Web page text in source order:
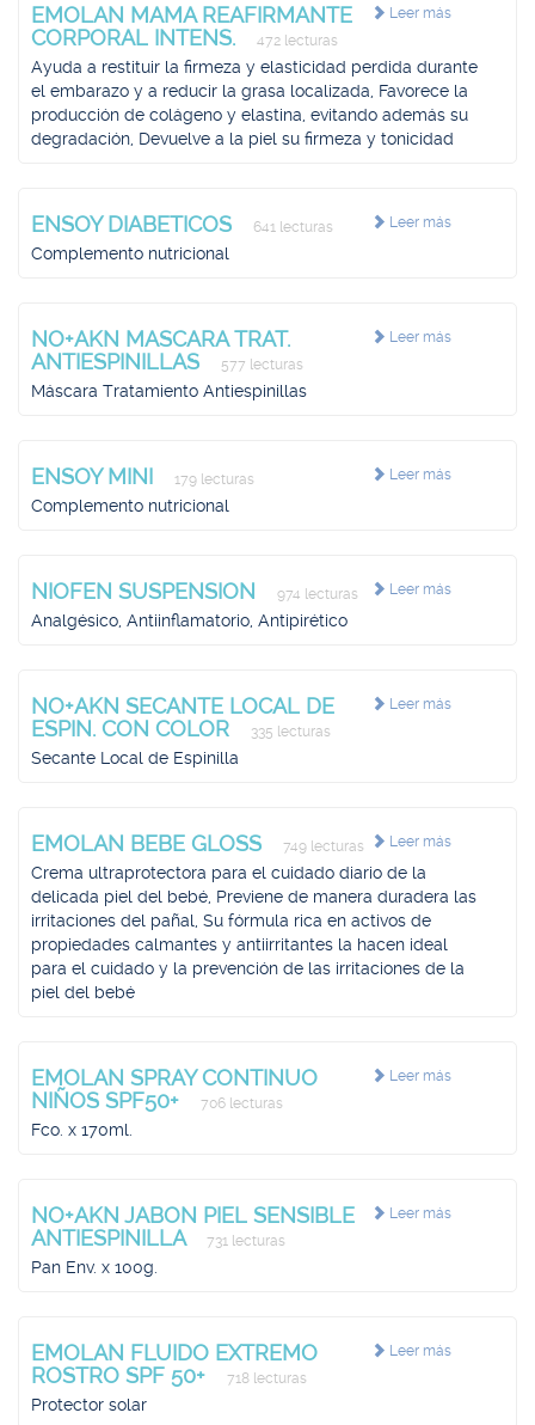
Leer más
EMOLAN MAMA REAFIRMANTE
CORPORAL INTENS.
472 lecturas
Ayuda a restituir la firmeza y elasticidad perdida durante
el embarazo y a reducir la grasa localizada, Favorece la
producción de colágeno y elastina, evitando además su
degradación, Devuelve a la piel su firmeza y tonicidad
Leer más
ENSOY DIABETICOS 641 lecturas
Complemento nutricional
Leer más
NO+AKN MASCARA TRAT.
ANTIESPINILLAS
577 lecturas
Máscara Tratamiento Antiespinillas
Leer más
ENSOY MINI 179 lecturas
Complemento nutricional
Leer más
NIOFEN SUSPENSION 974 lecturas
Analgésico, Antiinflamatorio, Antipirético
Leer más
NO+AKN SECANTE LOCAL DE
ESPIN. CON COLOR
335 lecturas
Secante Local de Espinilla
Leer más
EMOLAN BEBE GLOSS 749 lecturas
Crema ultraprotectora para el cuidado diario de la
delicada piel del bebé, Previene de manera duradera las
irritaciones del pañal, Su fórmula rica en activos de
propiedades calmantes y antiirritantes la hacen ideal
para el cuidado y la prevención de las irritaciones de la
piel del bebé
Leer más
EMOLAN SPRAY CONTINUO
NIÑOS SPF50+
706 lecturas
Fco. x 170ml.
Leer más
NO+AKN JABON PIEL SENSIBLE
ANTIESPINILLA
731 lecturas
Pan Env. x 100g.
Leer más
EMOLAN FLUIDO EXTREMO
ROSTRO SPF 50+
718 lecturas
Protector solar